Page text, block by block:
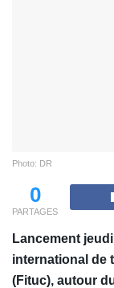
Photo: DR
0
PARTAGES
Lancement
international de
(Fituc), autour